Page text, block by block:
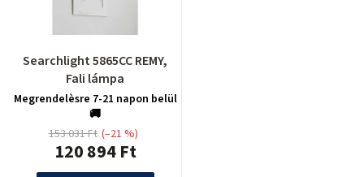
Searchlight 5865CC REMY,
Fali lámpa
Megrendelèsre 7-21 napon belül
🚚
120 894 Ft
153 031 Ft (–21 %)